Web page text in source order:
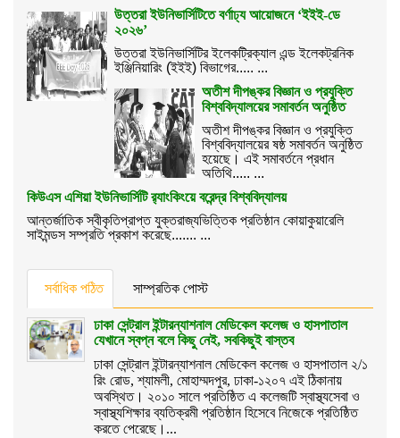
উত্তরা ইউনিভার্সিটিতে বর্ণাঢ্য আয়োজনে ‘ইইই-ডে
২০২৬’
উত্তরা ইউনিভার্সিটির ইলেকট্রিক্যাল এন্ড ইলেকট্রনিক
ইঞ্জিনিয়ারিং (ইইই) বিভাগের..... ...
অতীশ দীপঙ্কর বিজ্ঞান ও প্রযুক্তি
বিশ্ববিদ্যালয়ের সমাবর্তন অনুষ্ঠিত
অতীশ দীপঙ্কর বিজ্ঞান ও প্রযুক্তি
বিশ্ববিদ্যালয়ের ষষ্ঠ সমাবর্তন অনুষ্ঠিত
হয়েছে। এই সমাবর্তনে প্রধান
অতিথি..... ...
কিউএস এশিয়া ইউনিভার্সিটি র‌্যাংকিংয়ে বরেন্দ্র বিশ্ববিদ্যালয়
আন্তর্জাতিক স্বীকৃতিপ্রাপ্ত যুক্তরাজ্যভিত্তিক প্রতিষ্ঠান কোয়াকুয়ারেলি
সাইমন্ডস সম্প্রতি প্রকাশ করেছে....... ...
সর্বাধিক পঠিত সাম্প্রতিক পোস্ট
ঢাকা সেন্ট্রাল ইন্টারন্যাশনাল মেডিকেল কলেজ ও হাসপাতাল
যেখানে স্বপ্ন বলে কিছু নেই, সবকিছুই বাস্তব
ঢাকা সেন্ট্রাল ইন্টারন্যাশনাল মেডিকেল কলেজ ও হাসপাতাল ২/১
রিং রোড, শ্যামলী, মোহাম্মদপুর, ঢাকা-১২০৭ এই ঠিকানায়
অবস্থিত। ২০১০ সালে প্রতিষ্ঠিত এ কলেজটি স্বাস্থ্যসেবা ও
স্বাস্থ্যশিক্ষার ব্যতিক্রমী প্রতিষ্ঠান হিসেবে নিজেকে প্রতিষ্ঠিত
করতে পেরেছে।...